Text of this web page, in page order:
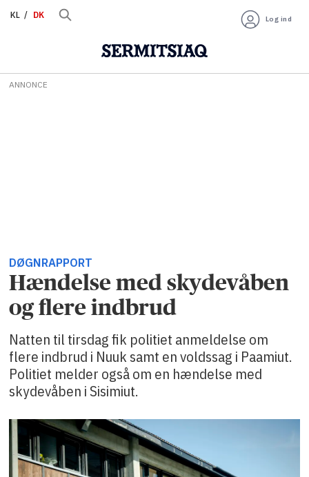
KL DK Log ind
ANNONCE
DØGNRAPPORT
Hændelse med skydevåben
og flere indbrud
Natten til tirsdag fik politiet anmeldelse om
flere indbrud i Nuuk samt en voldssag i Paamiut.
Politiet melder også om en hændelse med
skydevåben i Sisimiut.